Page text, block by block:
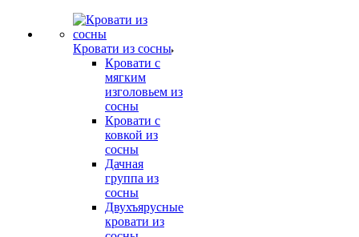
Кровати из сосны
Кровати с
мягким
изголовьем из
сосны
Кровати с
ковкой из
сосны
Дачная
группа из
сосны
Двухъярусные
кровати из